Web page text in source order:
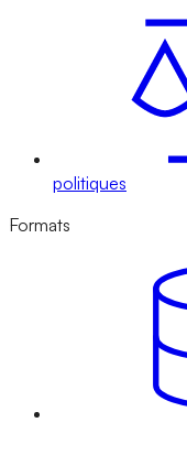
politiques
Formats